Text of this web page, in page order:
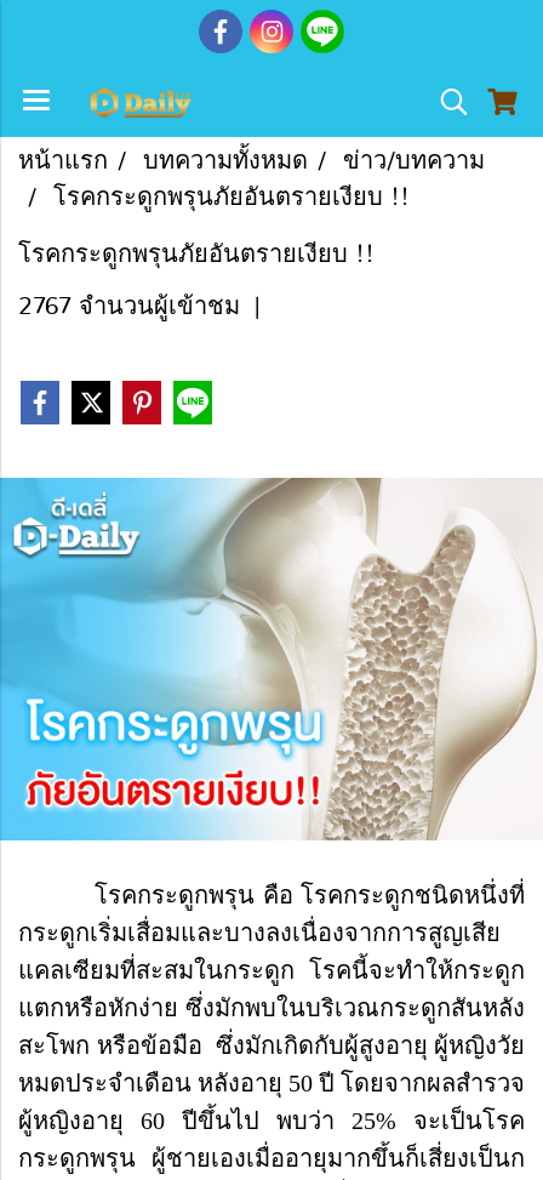
หน้าแรก บทความทั้งหมด
ข่าว/บทความ
โรคกระดูกพรุนภัยอันตรายเงียบ !!
โรคกระดูกพรุนภัยอันตรายเงียบ !!
2767 จำนวนผู้เข้าชม
โรคกระดูกพรุน คือ โรคกระดูกชนิดหนึ่งที่
กระดูกเริ่มเสื่อมและบางลงเนื่องจากการสูญเสีย
แคลเซียมที่สะสมในกระดูก โรคนี้จะทำให้กระดูก
แตกหรือหักง่าย ซึ่งมักพบในบริเวณกระดูกสันหลัง
สะโพก หรือข้อมือ ซึ่งมักเกิดกับผู้สูงอายุ ผู้หญิงวัย
หมดประจำเดือน หลังอายุ 50 ปี โดยจากผลสำรวจ
ผู้หญิงอายุ 60 ปีขึ้นไป พบว่า 25% จะเป็นโรค
กระดูกพรุน ผู้ชายเองเมื่ออายุมากขึ้นก็เสี่ยงเป็นก